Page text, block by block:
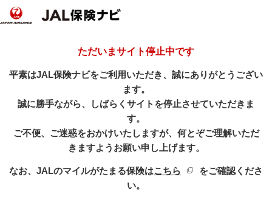
ただいまサイト停止中です
平素はJAL保険ナビをご利用いただき、誠にありがとうござい
ます。
誠に勝手ながら、しばらくサイトを停止させていただきま
す。
ご不便、ご迷惑をおかけいたしますが、何とぞご理解いただ
きますようお願い申し上げます。
なお、JALのマイルがたまる保険はこちら 新規ウィンドウを開
をご確認くださ
い。